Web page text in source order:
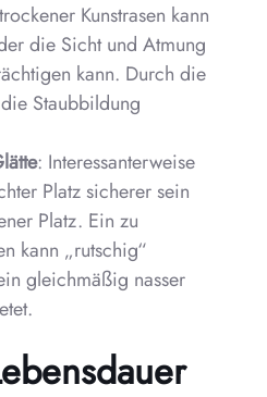
Kunstrasen kann
die Sicht und Atmung
kann. Durch die
Staubbildung
: Interessanterweise
Platz sicherer sein
Platz. Ein zu
kann „rutschig“
gleichmäßig nasser